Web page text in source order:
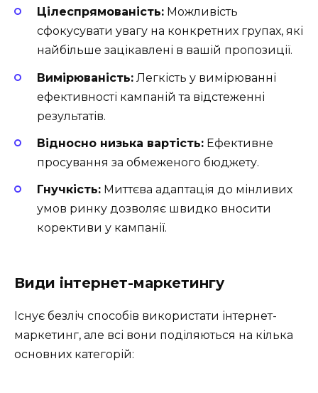
Цілеспрямованість: Можливість
сфокусувати увагу на конкретних групах, які
найбільше зацікавлені в вашій пропозиції.
Вимірюваність: Легкість у вимірюванні
ефективності кампаній та відстеженні
результатів.
Відносно низька вартість: Ефективне
просування за обмеженого бюджету.
Гнучкість: Миттєва адаптація до мінливих
умов ринку дозволяє швидко вносити
корективи у кампанії.
Види інтернет-маркетингу
Існує безліч способів використати інтернет-
маркетинг, але всі вони поділяються на кілька
основних категорій: